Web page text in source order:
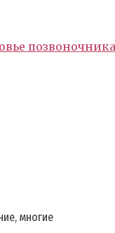
позвоночника
многие